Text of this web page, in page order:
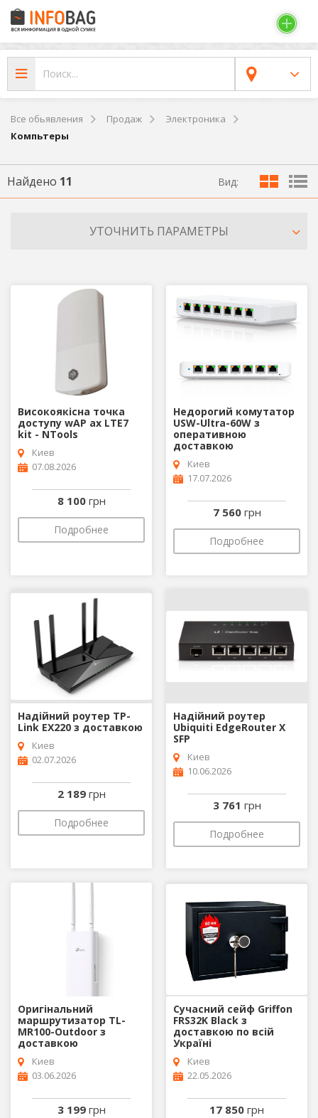
Все обьявления Продаж
Электроника
Компьтеры
Найдено 11 Вид:
УТОЧНИТЬ ПАРАМЕТРЫ
Високоякісна точка
доступу wAP ax LTE7
kit - NTools
Киев
07.08.2026
8 100 грн
Подробнее
Недорогий комутатор
USW-Ultra-60W з
оперативною
доставкою
Киев
17.07.2026
7 560 грн
Подробнее
Надійний роутер TP-
Link EX220 з доставкою
Киев
02.07.2026
2 189 грн
Подробнее
Надійний роутер
Ubiquiti EdgeRouter X
SFP
Киев
10.06.2026
3 761 грн
Подробнее
Оригінальний
маршрутизатор TL-
MR100-Outdoor з
доставкою
Киев
03.06.2026
3 199 грн
Сучасний сейф Griffon
FRS32K Black з
доставкою по всій
Україні
Киев
22.05.2026
17 850 грн